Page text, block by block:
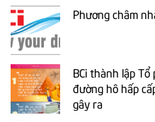
Phương châm
BCi thành lập
đường hô hấp
gây ra